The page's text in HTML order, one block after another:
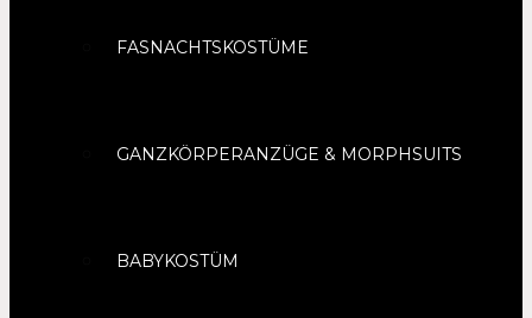
FASNACHTSKOSTÜME
GANZKÖRPERANZÜGE & MORPHSUITS
BABYKOSTÜM